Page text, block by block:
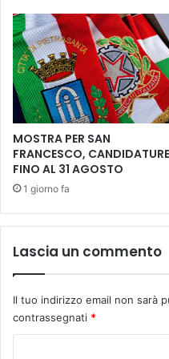
P
E
R
I
L
0
2
6
c
c
i
d
m
i
c
i
z
i
a
”
,
e
c
MOSTRA PER SAN
FRANCESCO, CANDIDATURE
FINO AL 31 AGOSTO
1 giorno fa
Lascia un commento
Il tuo indirizzo email non sarà
contrassegnati *